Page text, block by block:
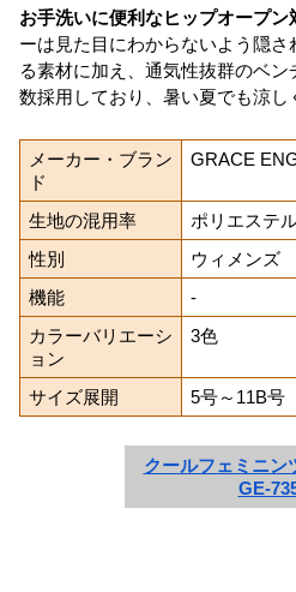
お手洗いに便利なヒップオープン
ーは見た目にわからないよう隠
る素材に加え、通気性抜群のベ
数採用しており、暑い夏でも涼し
メーカー・ブラン
ド
GRACE
生地の混用率
ポリエステ
性別
ウィメンズ
機能
-
カラーバリエーシ
ョン
3色
サイズ展開 5号～11B号
クールフェミニン
GE-